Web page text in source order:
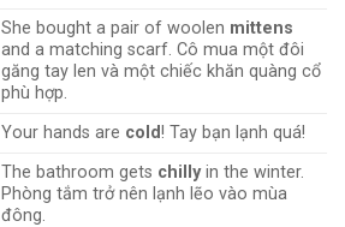
She bought a pair of woolen mittens
and a matching scarf. Cô mua một đôi
găng tay len và một chiếc khăn quàng cổ
phù hợp.
Your hands are cold! Tay bạn lạnh quá!
The bathroom gets chillyin the winter.
Phòng tắm trở nên lạnh lẽo vào mùa
đông.